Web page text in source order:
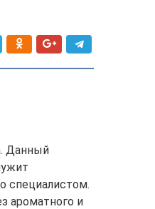
Данный
специалистом.
ароматного и